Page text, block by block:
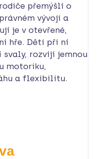
přemýšlí o
vývoji a
je v otevřené,
hře. Děti při ní
rozvíjí jemnou
motoriku,
a flexibilitu.